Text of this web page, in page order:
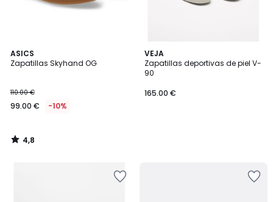
ASICS
Zapatillas Skyhand OG
110.00 €
99.00 € -10%
4,8
/ 5
4,8
/
VEJA
Zapatillas deportivas de piel V-
90
165.00 €